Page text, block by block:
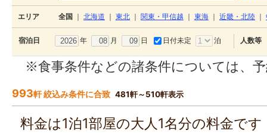
エリア 全国 北海道 東北 関東・甲信越 東海 近畿・北陸
宿泊日 年 月 日 日付未定 泊 人数等
※食事条件などの諸条件については、
993軒 絞込み条件に合致 481軒～510軒表示
料金は1泊1部屋の大人1名分の料金で